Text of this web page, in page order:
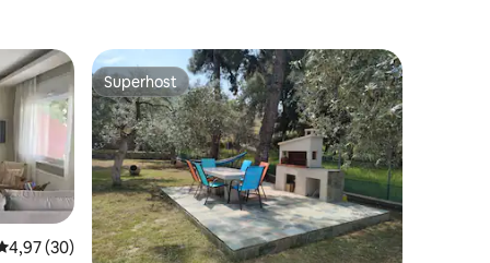
βαθμολογία: 4,97 στα 5, 30 κριτικές
4,97 (30)
Superhost
Superhost